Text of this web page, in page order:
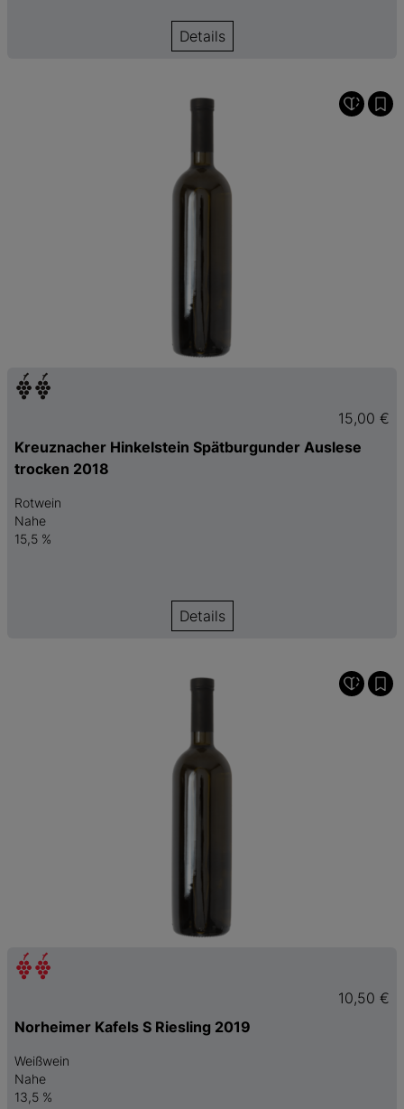
Details
15,00 €
Kreuznacher Hinkelstein Spätburgunder Auslese
trocken 2018
Rotwein
Nahe
15,5 %
Details
10,50 €
Norheimer Kafels S Riesling 2019
Weißwein
Nahe
13,5 %